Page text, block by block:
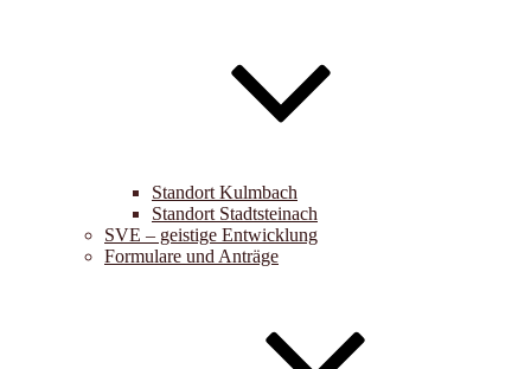
Standort Kulmbach
Standort Stadtsteinach
SVE – geistige Entwicklung
Formulare und Anträge